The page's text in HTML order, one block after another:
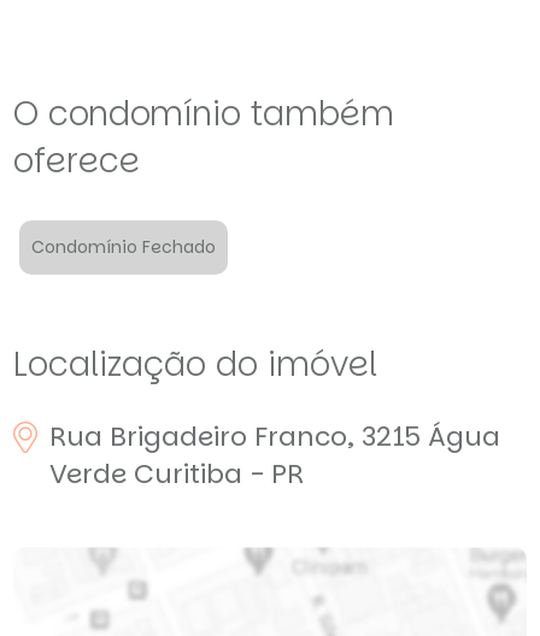
O condomínio também
oferece
Condomínio Fechado
Localização do imóvel
Rua Brigadeiro Franco, 3215 Água
Verde Curitiba - PR